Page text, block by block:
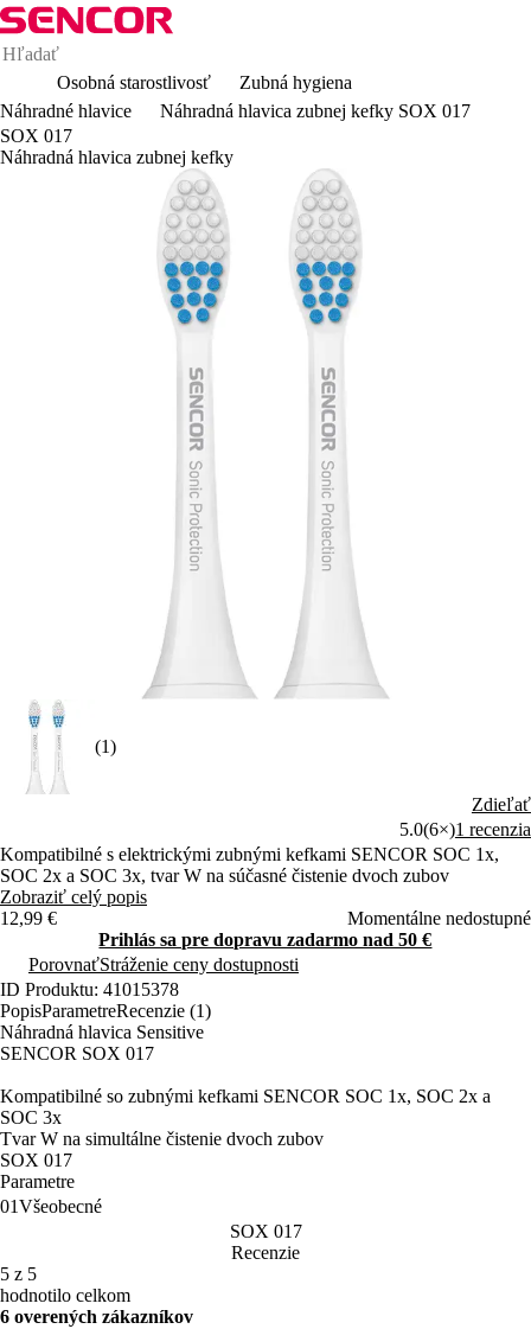
Osobná starostlivosť
Zubná hygiena
Náhradné hlavice
Náhradná hlavica zubnej kefky SOX 017
SOX 017
Náhradná hlavica zubnej kefky
(1)
Zdieľať
5.0(6×)1 recenzia
Kompatibilné s elektrickými zubnými kefkami SENCOR SOC 1x,
SOC 2x a SOC 3x, tvar W na súčasné čistenie dvoch zubov
Zobraziť celý popis
12,99 €
Momentálne nedostupné
Prihlás sa pre dopravu zadarmo nad 50 €
PorovnaťStráženie ceny dostupnosti
ID Produktu: 41015378
PopisParametreRecenzie (1)
Náhradná hlavica Sensitive
SENCOR SOX 017
Kompatibilné so zubnými kefkami SENCOR SOC 1x, SOC 2x a
SOC 3x
Tvar W na simultálne čistenie dvoch zubov
SOX 017
Parametre
01Všeobecné
SOX 017
Recenzie
5 z 5
hodnotilo celkom
6 overených zákazníkov